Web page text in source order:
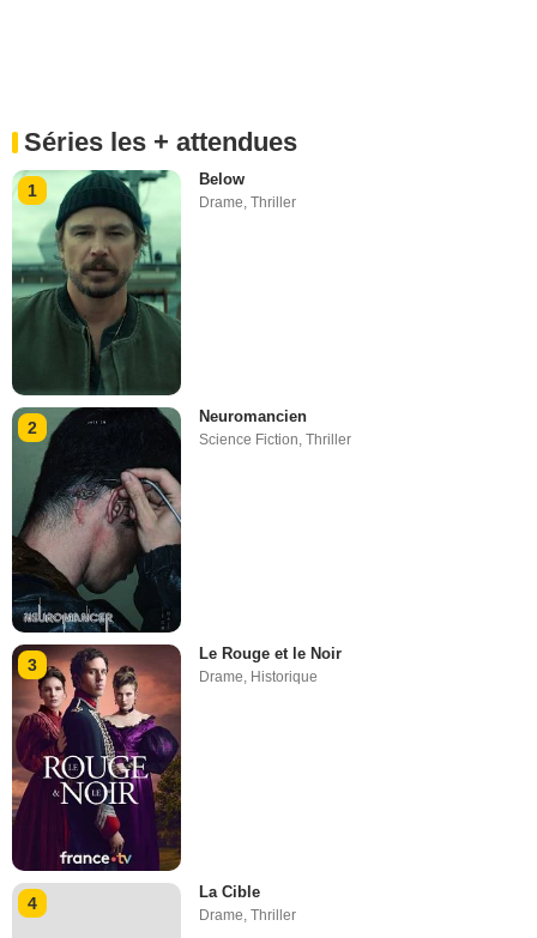
Séries les + attendues
1
Below
Drame ,Thriller
2
Neuromancien
Science Fiction,Thriller
3
Le Rouge et le Noir
Drame, Historique
4
La Cible
Drame ,Thriller